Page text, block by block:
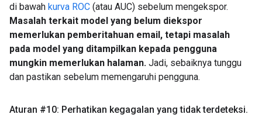
di bawah kurva ROC (atau AUC) sebelum mengekspor.
Masalah terkait model yang belum diekspor
memerlukan pemberitahuan email, tetapi masalah
pada model yang ditampilkan kepada pengguna
mungkin memerlukan halaman. Jadi, sebaiknya tunggu
dan pastikan sebelum memengaruhi pengguna.
Aturan #10: Perhatikan kegagalan yang tidak terdeteksi.